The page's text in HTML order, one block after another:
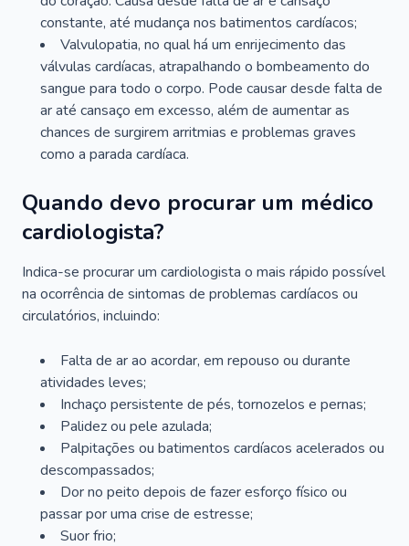
constante, até mudança nos batimentos cardíacos;
Valvulopatia, no qual há um enrijecimento das
válvulas cardíacas, atrapalhando o bombeamento do
sangue para todo o corpo. Pode causar desde falta de
ar até cansaço em excesso, além de aumentar as
chances de surgirem arritmias e problemas graves
como a parada cardíaca.
Quando devo procurar um médico
cardiologista?
Indica-se procurar um cardiologista o mais rápido possível
na ocorrência de sintomas de problemas cardíacos ou
circulatórios, incluindo:
Falta de ar ao acordar, em repouso ou durante
atividades leves;
Inchaço persistente de pés, tornozelos e pernas;
Palidez ou pele azulada;
Palpitações ou batimentos cardíacos acelerados ou
descompassados;
Dor no peito depois de fazer esforço físico ou
passar por uma crise de estresse;
Suor frio;